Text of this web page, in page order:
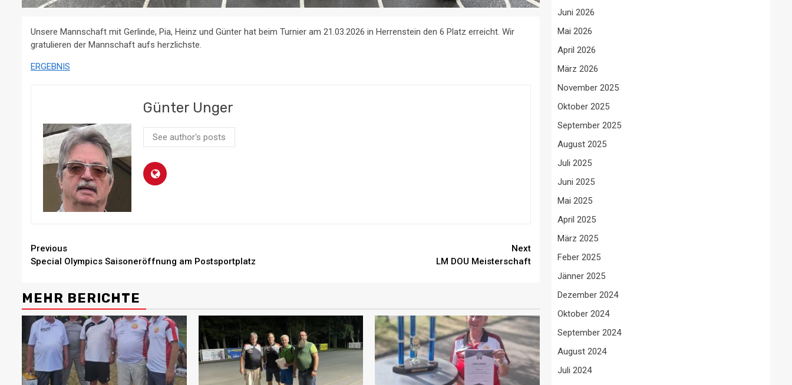
Unsere Mannschaft mit Gerlinde, Pia, Heinz und Günter hat beim Turnier am 21.03.2026 in Herrenstein den 6 Platz erreicht. Wir
gratulieren der Mannschaft aufs herzlichste.
ERGEBNIS
Günter Unger
See author's posts
Continue
Reading
Previous
Special Olympics Saisoneröffnung am Postsportplatz
Next
LM DOU Meisterschaft
MEHR BERICHTE
Juni 2026
Mai 2026
April 2026
März 2026
November 2025
Oktober 2025
September 2025
August 2025
Juli 2025
Juni 2025
Mai 2025
April 2025
März 2025
Feber 2025
Jänner 2025
Dezember 2024
Oktober 2024
September 2024
August 2024
Juli 2024